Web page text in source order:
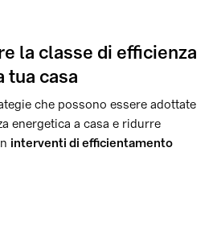
la classe di efficienza
tua casa
che possono essere adottate
energetica a casa e ridurre
interventi di efficientamento